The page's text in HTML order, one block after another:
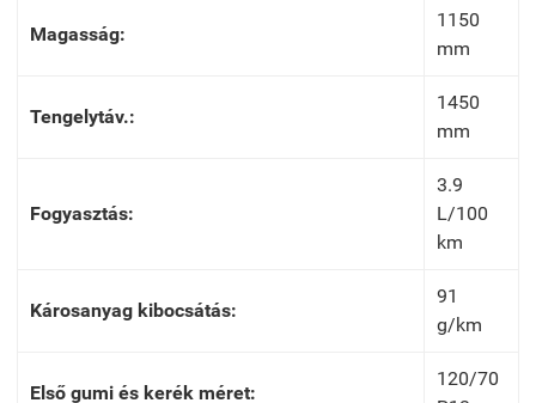
Magasság:
1150
mm
Tengelytáv.:
1450
mm
Fogyasztás:
3.9
L/100
km
Károsanyag kibocsátás:
91
g/km
Első gumi és kerék méret:
120/70